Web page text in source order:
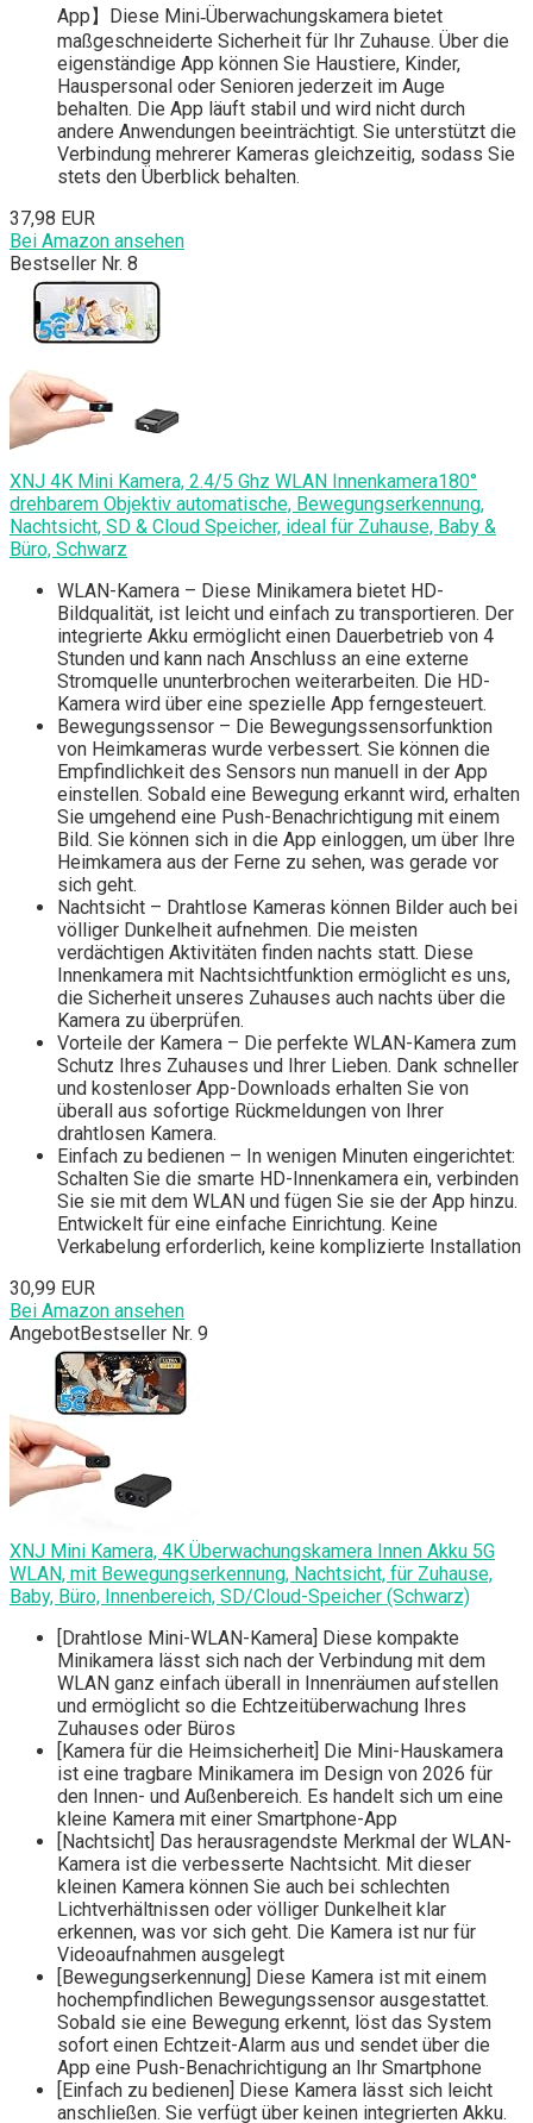
App】Diese Mini‑Überwachungskamera bietet
maßgeschneiderte Sicherheit für Ihr Zuhause. Über die
eigenständige App können Sie Haustiere, Kinder,
Hauspersonal oder Senioren jederzeit im Auge
behalten. Die App läuft stabil und wird nicht durch
andere Anwendungen beeinträchtigt. Sie unterstützt die
Verbindung mehrerer Kameras gleichzeitig, sodass Sie
stets den Überblick behalten.
37,98 EUR
Bei Amazon ansehen
Bestseller Nr. 8
XNJ 4K Mini Kamera, 2.4/5 Ghz WLAN Innenkamera180°
drehbarem Objektiv automatische, Bewegungserkennung,
Nachtsicht, SD & Cloud Speicher, ideal für Zuhause, Baby &
Büro, Schwarz
WLAN-Kamera – Diese Minikamera bietet HD-
Bildqualität, ist leicht und einfach zu transportieren. Der
integrierte Akku ermöglicht einen Dauerbetrieb von 4
Stunden und kann nach Anschluss an eine externe
Stromquelle ununterbrochen weiterarbeiten. Die HD-
Kamera wird über eine spezielle App ferngesteuert.
Bewegungssensor – Die Bewegungssensorfunktion
von Heimkameras wurde verbessert. Sie können die
Empfindlichkeit des Sensors nun manuell in der App
einstellen. Sobald eine Bewegung erkannt wird, erhalten
Sie umgehend eine Push-Benachrichtigung mit einem
Bild. Sie können sich in die App einloggen, um über Ihre
Heimkamera aus der Ferne zu sehen, was gerade vor
sich geht.
Nachtsicht – Drahtlose Kameras können Bilder auch bei
völliger Dunkelheit aufnehmen. Die meisten
verdächtigen Aktivitäten finden nachts statt. Diese
Innenkamera mit Nachtsichtfunktion ermöglicht es uns,
die Sicherheit unseres Zuhauses auch nachts über die
Kamera zu überprüfen.
Vorteile der Kamera – Die perfekte WLAN-Kamera zum
Schutz Ihres Zuhauses und Ihrer Lieben. Dank schneller
und kostenloser App-Downloads erhalten Sie von
überall aus sofortige Rückmeldungen von Ihrer
drahtlosen Kamera.
Einfach zu bedienen – In wenigen Minuten eingerichtet:
Schalten Sie die smarte HD-Innenkamera ein, verbinden
Sie sie mit dem WLAN und fügen Sie sie der App hinzu.
Entwickelt für eine einfache Einrichtung. Keine
Verkabelung erforderlich, keine komplizierte Installation
30,99 EUR
Bei Amazon ansehen
AngebotBestseller Nr. 9
XNJ Mini Kamera, 4K Überwachungskamera Innen Akku 5G
WLAN, mit Bewegungserkennung, Nachtsicht, für Zuhause,
Baby, Büro, Innenbereich, SD/Cloud-Speicher (Schwarz)
[Drahtlose Mini-WLAN-Kamera] Diese kompakte
Minikamera lässt sich nach der Verbindung mit dem
WLAN ganz einfach überall in Innenräumen aufstellen
und ermöglicht so die Echtzeitüberwachung Ihres
Zuhauses oder Büros
[Kamera für die Heimsicherheit] Die Mini-Hauskamera
ist eine tragbare Minikamera im Design von 2026 für
den Innen- und Außenbereich. Es handelt sich um eine
kleine Kamera mit einer Smartphone-App
[Nachtsicht] Das herausragendste Merkmal der WLAN-
Kamera ist die verbesserte Nachtsicht. Mit dieser
kleinen Kamera können Sie auch bei schlechten
Lichtverhältnissen oder völliger Dunkelheit klar
erkennen, was vor sich geht. Die Kamera ist nur für
Videoaufnahmen ausgelegt
[Bewegungserkennung] Diese Kamera ist mit einem
hochempfindlichen Bewegungssensor ausgestattet.
Sobald sie eine Bewegung erkennt, löst das System
sofort einen Echtzeit-Alarm aus und sendet über die
App eine Push-Benachrichtigung an Ihr Smartphone
[Einfach zu bedienen] Diese Kamera lässt sich leicht
anschließen. Sie verfügt über keinen integrierten Akku.